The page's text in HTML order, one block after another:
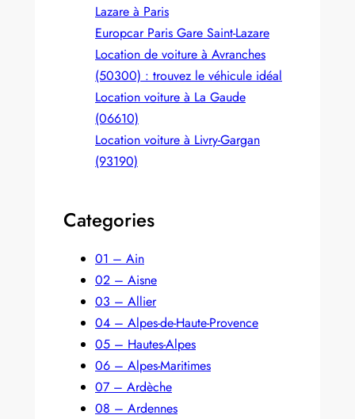
Lazare à Paris
Europcar Paris Gare Saint‑Lazare
Location de voiture à Avranches
(50300) : trouvez le véhicule idéal
Location voiture à La Gaude
(06610)
Location voiture à Livry-Gargan
(93190)
Categories
01 – Ain
02 – Aisne
03 – Allier
04 – Alpes-de-Haute-Provence
05 – Hautes-Alpes
06 – Alpes-Maritimes
07 – Ardèche
08 – Ardennes